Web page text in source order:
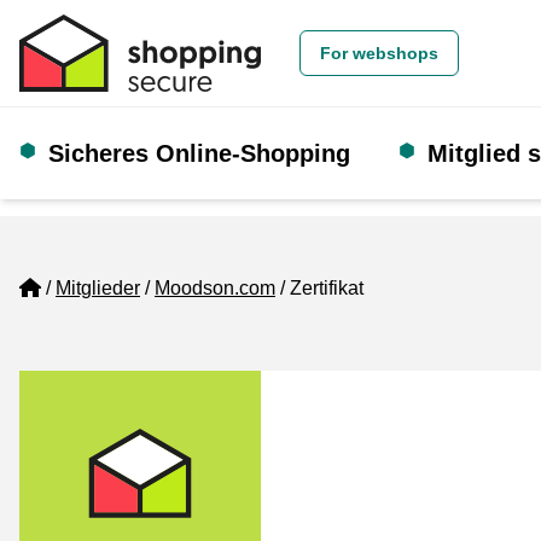
For webshops
Sicheres Online-Shopping Mitglied
Home
Mitglieder Moodson.com Zertifikat